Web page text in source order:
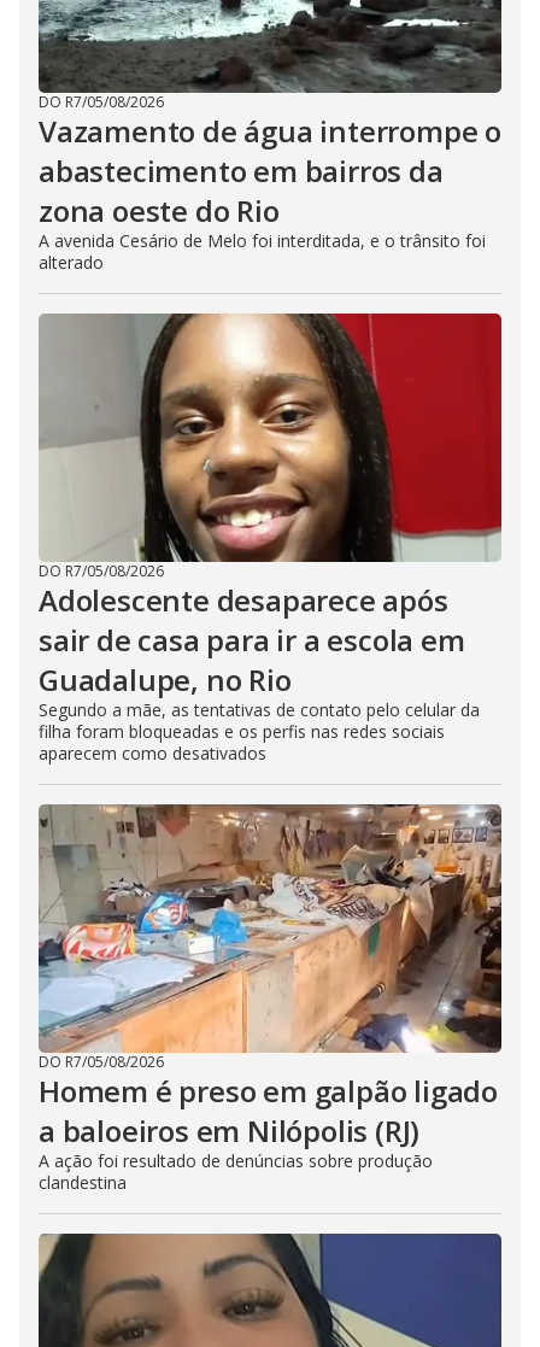
DO R7/05/08/2026
Vazamento de água interrompe o
abastecimento em bairros da
zona oeste do Rio
A avenida Cesário de Melo foi interditada, e o trânsito foi
alterado
DO R7/05/08/2026
Adolescente desaparece após
sair de casa para ir a escola em
Guadalupe, no Rio
Segundo a mãe, as tentativas de contato pelo celular da
filha foram bloqueadas e os perfis nas redes sociais
aparecem como desativados
DO R7/05/08/2026
Homem é preso em galpão ligado
a baloeiros em Nilópolis (RJ)
A ação foi resultado de denúncias sobre produção
clandestina